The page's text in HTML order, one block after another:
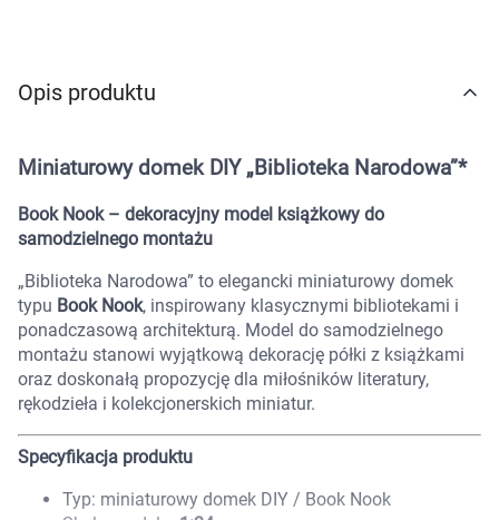
Korzystamy z plików cookies w celu
Opis produktu
Miniaturowy domek DIY „Biblioteka Narodowa”*
Book Nook – dekoracyjny model książkowy do
samodzielnego montażu
„Biblioteka Narodowa” to elegancki miniaturowy domek
typu Book Nook, inspirowany klasycznymi bibliotekami i
ponadczasową architekturą. Model do samodzielnego
montażu stanowi wyjątkową dekorację półki z książkami
oraz doskonałą propozycję dla miłośników literatury,
rękodzieła i kolekcjonerskich miniatur.
Specyfikacja produktu
Typ: miniaturowy domek DIY / Book Nook